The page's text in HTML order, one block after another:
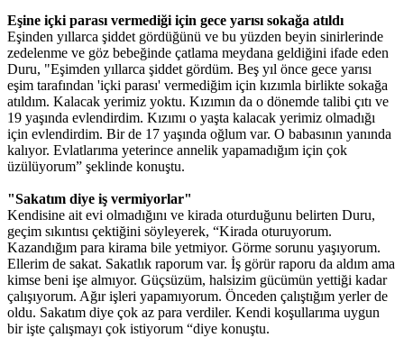
Eşine içki parası vermediği için gece yarısı sokağa atıldı
Eşinden yıllarca şiddet gördüğünü ve bu yüzden beyin sinirlerinde
zedelenme ve göz bebeğinde çatlama meydana geldiğini ifade eden
Duru, "Eşimden yıllarca şiddet gördüm. Beş yıl önce gece yarısı
eşim tarafından 'içki parası' vermediğim için kızımla birlikte sokağa
atıldım. Kalacak yerimiz yoktu. Kızımın da o dönemde talibi çıtı ve
19 yaşında evlendirdim. Kızımı o yaşta kalacak yerimiz olmadığı
için evlendirdim. Bir de 17 yaşında oğlum var. O babasının yanında
kalıyor. Evlatlarıma yeterince annelik yapamadığım için çok
üzülüyorum” şeklinde konuştu.
"Sakatım diye iş vermiyorlar"
Kendisine ait evi olmadığını ve kirada oturduğunu belirten Duru,
geçim sıkıntısı çektiğini söyleyerek, “Kirada oturuyorum.
Kazandığım para kirama bile yetmiyor. Görme sorunu yaşıyorum.
Ellerim de sakat. Sakatlık raporum var. İş görür raporu da aldım ama
kimse beni işe almıyor. Güçsüzüm, halsizim gücümün yettiği kadar
çalışıyorum. Ağır işleri yapamıyorum. Önceden çalıştığım yerler de
oldu. Sakatım diye çok az para verdiler. Kendi koşullarıma uygun
bir işte çalışmayı çok istiyorum “diye konuştu.